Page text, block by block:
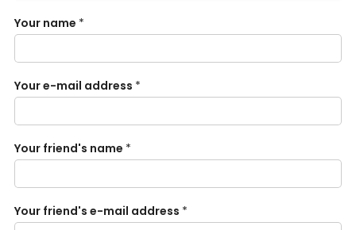
Your name *
Your e-mail address *
Your friend's name *
Your friend's e-mail address *